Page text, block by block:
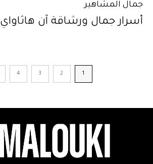
جمال المشاهير
أسرار جمال ورشاقة آن هاثاواي
1
2
3
4